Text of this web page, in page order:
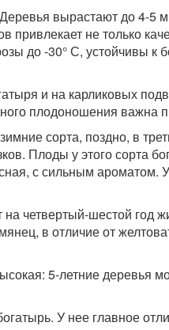
вырастают до 4-5
привлекает не только
до -30° С, устойчивы к
и на карликовых
плодоношения важна
сорта, поздно, в
Плоды у этого сорта
с сильным ароматом.
на четвертый-шестой год
в отличие от
5-летние деревья
У нее главное